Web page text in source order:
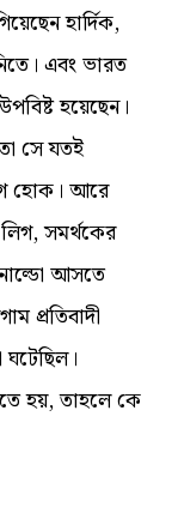
হার্দিক,
এবং ভারত
হয়েছেন।
সে যতই
হোক। আরে
সমর্থকের
আসতে
প্রতিবাদী
হয়, তাহলে কে